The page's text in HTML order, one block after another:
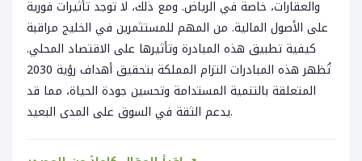
والعقارات، خاصة في الرياض. ومع ذلك، لا توجد تأثيرات فورية
على الأصول المالية. من المهم للمستثمرين في الخليج مراقبة
كيفية تطبيق هذه المبادرة وتأثيرها على الاقتصاد المحلي.
تُظهر هذه المبادرات التزام المملكة بتحقيق أهداف رؤية 2030
المتعلقة بالتنمية المستدامة وتحسين جودة الحياة، مما قد
يدعم الثقة في السوق على المدى البعيد.